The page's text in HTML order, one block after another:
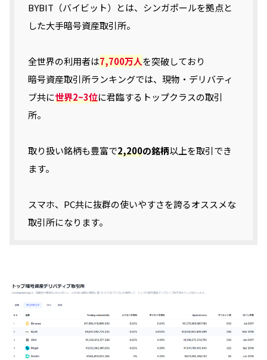
BYBIT（バイビット）とは、シンガポールを拠点と
した大手暗号資産取引所。
全世界の利用者は7,700万人を突破しており
暗号資産取引所ランキングでは、現物・デリバティ
ブ共に世界2~3位に君臨するトップクラスの取引
所。
取り扱い銘柄も豊富で2,200の銘柄以上を取引でき
ます。
スマホ、PC共に抜群の使いやすさを誇るオススメな
取引所になります。